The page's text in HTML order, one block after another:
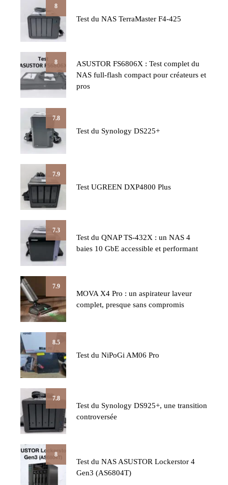
8
Test du NAS TerraMaster F4-425
8
ASUSTOR FS6806X : Test complet du
NAS full-flash compact pour créateurs et
pros
7.8
Test du Synology DS225+
7.9
Test UGREEN DXP4800 Plus
7.3
Test du QNAP TS-432X : un NAS 4
baies 10 GbE accessible et performant
7.9
MOVA X4 Pro : un aspirateur laveur
complet, presque sans compromis
8.5
Test du NiPoGi AM06 Pro
7.8
Test du Synology DS925+, une transition
controversée
8
Test du NAS ASUSTOR Lockerstor 4
Gen3 (AS6804T)